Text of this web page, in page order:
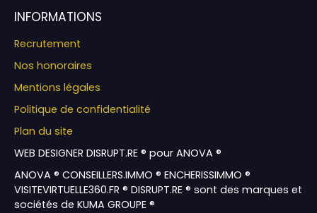
INFORMATIONS
Recrutement
Nos honoraires
Mentions légales
Politique de confidentialité
Plan du site
WEB DESIGNER DISRUPT.RE ® pour ANOVA ®
ANOVA ® CONSEILLERS.IMMO ® ENCHERISSIMMO ®
VISITEVIRTUELLE360.FR ® DISRUPT.RE ® sont des marques et
sociétés de KUMA GROUPE ®